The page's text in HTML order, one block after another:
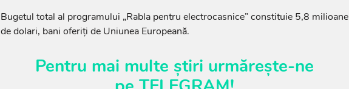
Bugetul total al programului „Rabla pentru electrocasnice” constituie 5,8 milioane
de dolari, bani oferiți de Uniunea Europeană.
Pentru mai multe știri urmărește-ne